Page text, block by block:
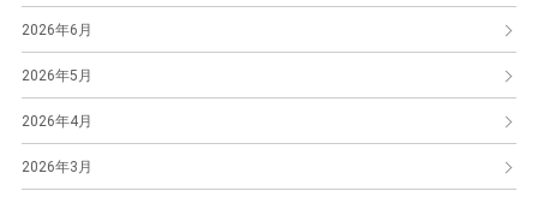
2026年6月
2026年5月
2026年4月
2026年3月